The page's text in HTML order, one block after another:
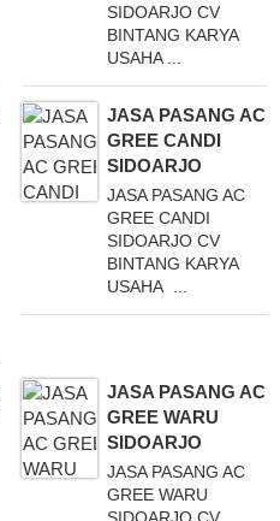
SIDOARJO CV
BINTANG KARYA
USAHA ...
JASA PASANG AC
GREE CANDI
SIDOARJO
JASA PASANG AC
GREE CANDI
SIDOARJO CV
BINTANG KARYA
USAHA ...
JASA PASANG AC
GREE WARU
SIDOARJO
JASA PASANG AC
GREE WARU